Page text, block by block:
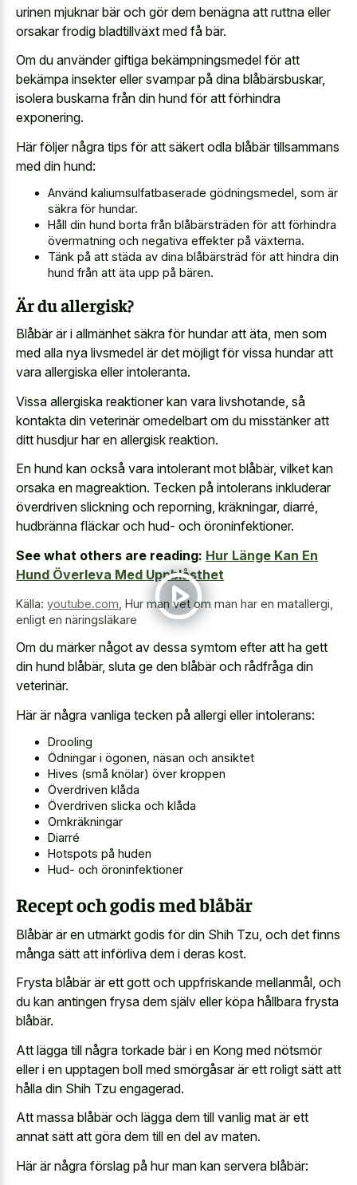
urinen mjuknar bär och gör dem benägna att ruttna eller
orsakar frodig bladtillväxt med få bär.
Om du använder giftiga bekämpningsmedel för att
bekämpa insekter eller svampar på dina blåbärsbuskar,
isolera buskarna från din hund för att förhindra
exponering.
Här följer några tips för att säkert odla blåbär tillsammans
med din hund:
Använd kaliumsulfatbaserade gödningsmedel, som är
säkra för hundar.
Håll din hund borta från blåbärsträden för att förhindra
övermatning och negativa effekter på växterna.
Tänk på att städa av dina blåbärsträd för att hindra din
hund från att äta upp på bären.
Är du allergisk?
Blåbär är i allmänhet säkra för hundar att äta, men som
med alla nya livsmedel är det möjligt för vissa hundar att
vara allergiska eller intoleranta.
Vissa allergiska reaktioner kan vara livshotande, så
kontakta din veterinär omedelbart om du misstänker att
ditt husdjur har en allergisk reaktion.
En hund kan också vara intolerant mot blåbär, vilket kan
orsaka en magreaktion. Tecken på intolerans inkluderar
överdriven slickning och reporning, kräkningar, diarré,
hudbränna fläckar och hud- och öroninfektioner.
See what others are reading: Hur Länge Kan En
Hund Överleva Med Uppblåsthet
Källa: youtube.com Hur man vet om man har en matallergi,
enligt en näringsläkare
Om du märker något av dessa symtom efter att ha gett
din hund blåbär, sluta ge den blåbär och rådfråga din
veterinär.
Här är några vanliga tecken på allergi eller intolerans:
Drooling
Ödningar i ögonen, näsan och ansiktet
Hives (små knölar) över kroppen
Överdriven klåda
Överdriven slicka och klåda
Omkräkningar
Diarré
Hotspots på huden
Hud- och öroninfektioner
Recept och godis med blåbär
Blåbär är en utmärkt godis för din Shih Tzu, och det finns
många sätt att införliva dem i deras kost.
Frysta blåbär är ett gott och uppfriskande mellanmål, och
du kan antingen frysa dem själv eller köpa hållbara frysta
blåbär.
Att lägga till några torkade bär i en Kong med nötsmör
eller i en upptagen boll med smörgåsar är ett roligt sätt att
hålla din Shih Tzu engagerad.
Att massa blåbär och lägga dem till vanlig mat är ett
annat sätt att göra dem till en del av maten.
Här är några förslag på hur man kan servera blåbär: